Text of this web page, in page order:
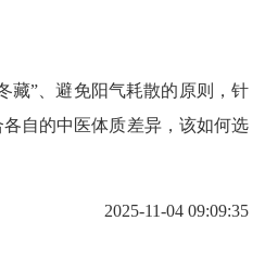
”、避免阳气耗散的原则，针
自的中医体质差异，该如何选
2025-11-04 09:09:35